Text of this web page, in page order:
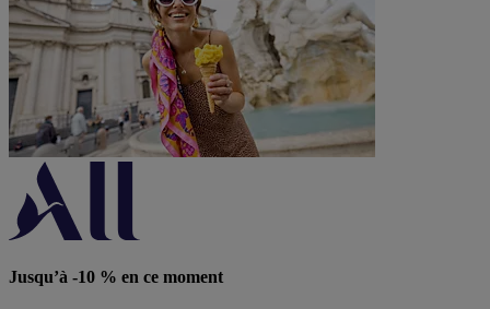
Jusqu’à -10 % en ce moment